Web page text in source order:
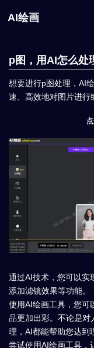
AI绘画
p图，用AI怎么处
想要进行p图处理，AI
速、高效地对图片进行
通过AI技术，您可以实
添加滤镜效果等功能。
使用AI绘画工具，您可
品更加出彩。不论是对
理，AI都能帮助您达到
尝试使用AI绘画工具，